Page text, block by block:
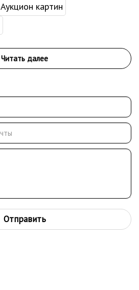
Аукцион картин
Отправить